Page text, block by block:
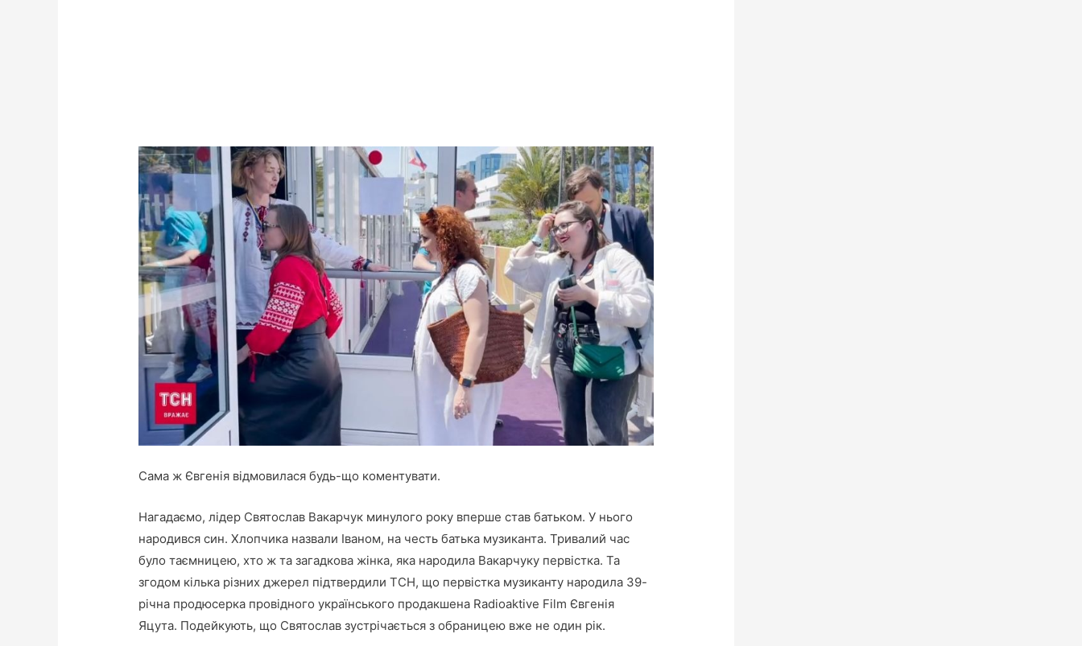
Сама ж Євгенія відмовилася будь-що коментувати.
Нагадаємо, лідер Святослав Вакарчук минулого року вперше став батьком. У нього
народився син. Хлопчика назвали Іваном, на честь батька музиканта. Тривалий час
було таємницею, хто ж та загадкова жінка, яка народила Вакарчуку первістка. Та
згодом кілька різних джерел підтвердили ТСН, що первістка музиканту народила 39-
річна продюсерка провідного українського продакшена Radioaktive Film Євгенія
Яцута. Подейкують, що Святослав зустрічається з обраницею вже не один рік.